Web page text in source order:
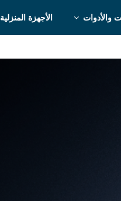
والأدوات الأجهزة المنزلية